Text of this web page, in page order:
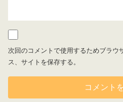
次回のコメントで使用するためブラウ
ス、サイトを保存する。